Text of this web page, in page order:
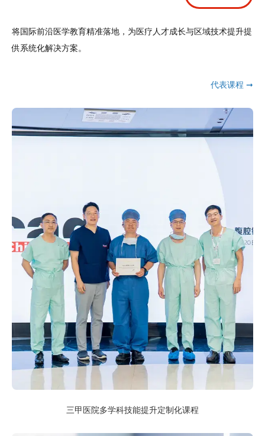
将国际前沿医学教育精准落地，为医疗人才成长与区域技术提升提
供系统化解决方案。
代表课程 ➞
三甲医院多学科技能提升定制化课程